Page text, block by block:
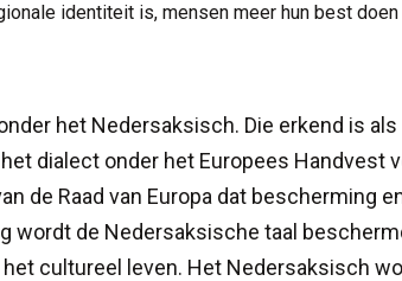
identiteit is, mensen meer hun best
het Nedersaksisch. Die erkend is
dialect onder het Europees Handvest
de Raad van Europa dat bescherming
wordt de Nedersaksische taal
cultureel leven. Het Nedersaksisch